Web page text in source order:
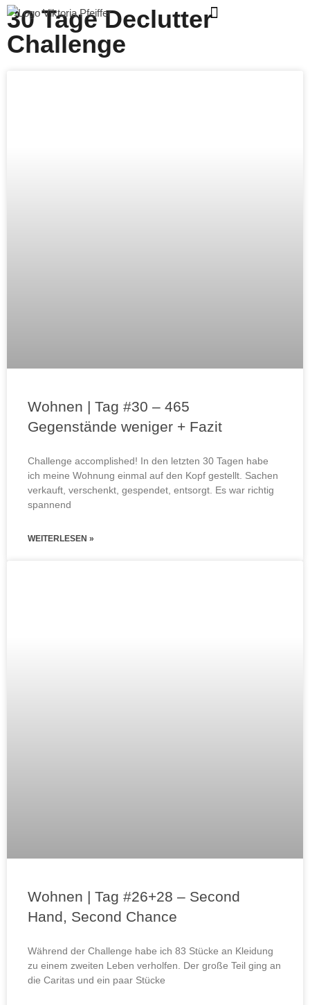
Zum
Inhalt
30 Tage Declutter
Challenge
Wohnen | Tag #30 – 465
Gegenstände weniger + Fazit
Challenge accomplished! In den letzten 30 Tagen habe
ich meine Wohnung einmal auf den Kopf gestellt. Sachen
verkauft, verschenkt, gespendet, entsorgt. Es war richtig
spannend
WEITERLESEN »
Wohnen | Tag #26+28 – Second
Hand, Second Chance
Während der Challenge habe ich 83 Stücke an Kleidung
zu einem zweiten Leben verholfen. Der große Teil ging an
die Caritas und ein paar Stücke